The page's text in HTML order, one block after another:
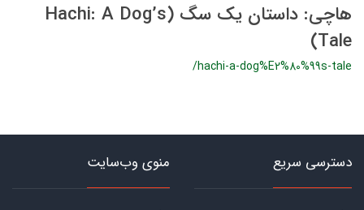
هاچی: داستان یک سگ (Hachi: A Dog’s
Tale)
/hachi-a-dog%E2%80%99s-tale
دسترسی سریع منوی وب‌سایت